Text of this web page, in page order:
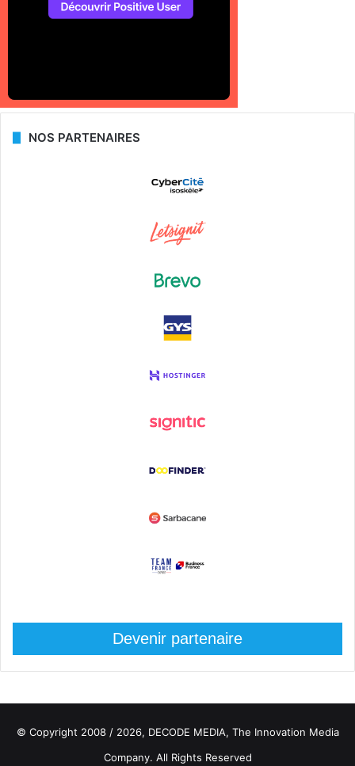
NOS PARTENAIRES
Devenir partenaire
© Copyright 2008 / 2026, DECODE MEDIA, The Innovation Media
Company. All Rights Reserved